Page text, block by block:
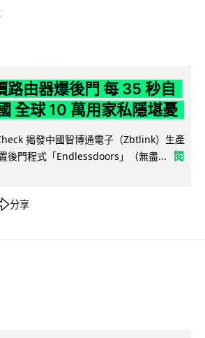
路由器爆後門 每 35 秒自
全球 10 萬用家私隱堪憂
揭發中國智博通電子（Zbtlink）生產
後門程式「Endlessdoors」（無盡...
閱
分享